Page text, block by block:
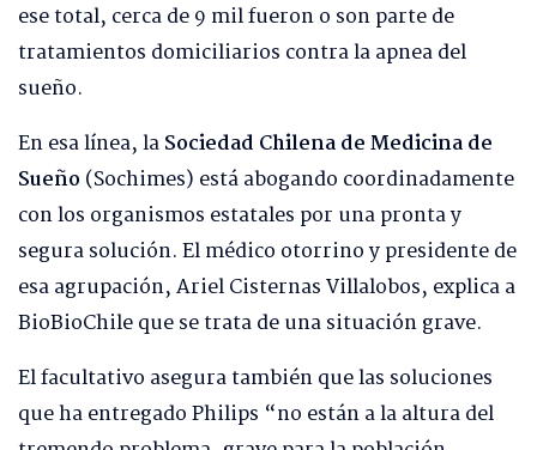
ese total, cerca de 9 mil fueron o son parte de
tratamientos domiciliarios contra la apnea del
sueño.
En esa línea, laSociedad Chilena de Medicina de
Sueño (Sochimes) está abogando coordinadamente
con los organismos estatales por una pronta y
segura solución. El médico otorrino y presidente de
esa agrupación, Ariel Cisternas Villalobos, explica a
BioBioChile que se trata de una situación grave.
El facultativo asegura también que las soluciones
que ha entregado Philips “no están a la altura del